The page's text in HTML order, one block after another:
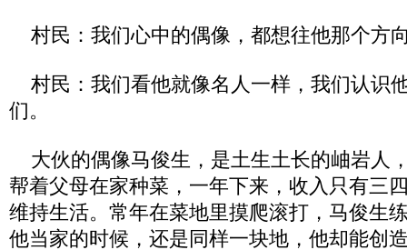
村民：我们心中的偶像，都想往他那个方
村民：我们看他就像名人一样，我们认识
们。
大伙的偶像马俊生，是土生土长的岫岩人
帮着父母在家种菜，一年下来，收入只有三
维持生活。常年在菜地里摸爬滚打，马俊生
他当家的时候，还是同样一块地，他却能创